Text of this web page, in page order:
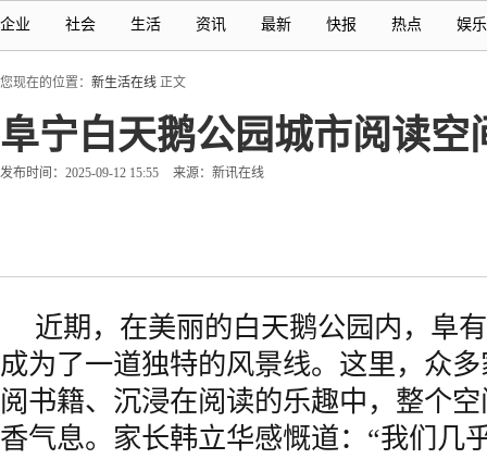
企业 社会 生活 资讯 最新 快报 热点 娱乐
您现在的位置： 新生活在线 正文
阜宁白天鹅公园城市阅读
发布时间：2025-09-12 15:55 来源：新讯在线
近期，在美丽的白天鹅公园内，阜
成为了一道独特的风景线。这里，众
阅书籍、沉浸在阅读的乐趣中，整个
香气息。家长韩立华感慨道：“我们几